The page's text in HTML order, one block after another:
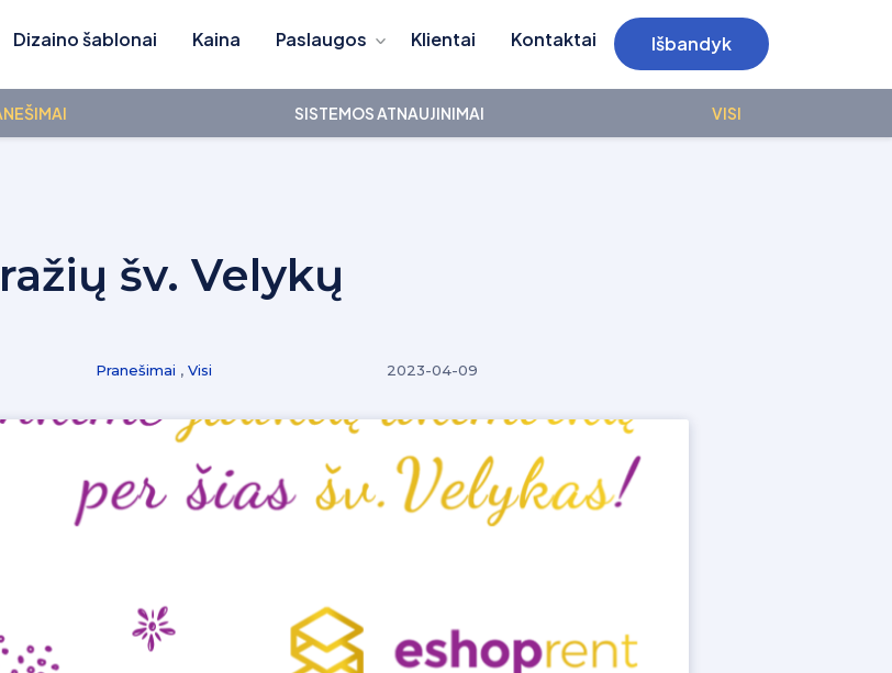
Dizaino šablonai Kaina Paslaugos Klientai Kontaktai Išbandyk
SISTEMOS ATNAUJINIMAI VISI
šv. Velykų
2023-04-09
Pranešimai , Visi